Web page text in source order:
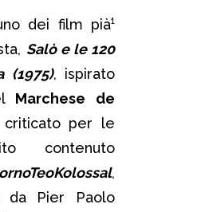
dei film pià¹
Salò e le 120
(1975), ispirato
Marchese de
criticato per le
contenuto
,
da Pier Paolo